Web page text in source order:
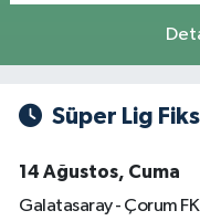
Süper Lig
14 Ağustos, Cuma
Galatasaray - Çorum FK